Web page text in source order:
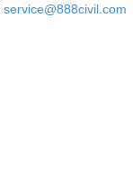
service@888civil.com